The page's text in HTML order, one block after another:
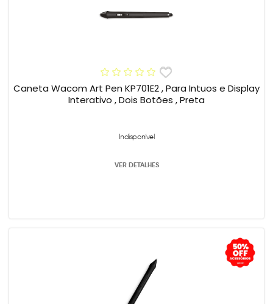
Caneta Wacom Art Pen KP701E2 , Para Intuos e Display
Interativo , Dois Botões , Preta
Indisponível
VER DETALHES